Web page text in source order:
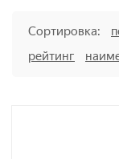
Сортировка:
рейтинг